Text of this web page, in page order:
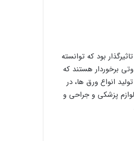
بود که توانسته
برخوردار هستند که
انواع ورق ها، در
پزشکی و جراحی و